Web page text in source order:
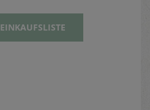
EINKAUFSLISTE